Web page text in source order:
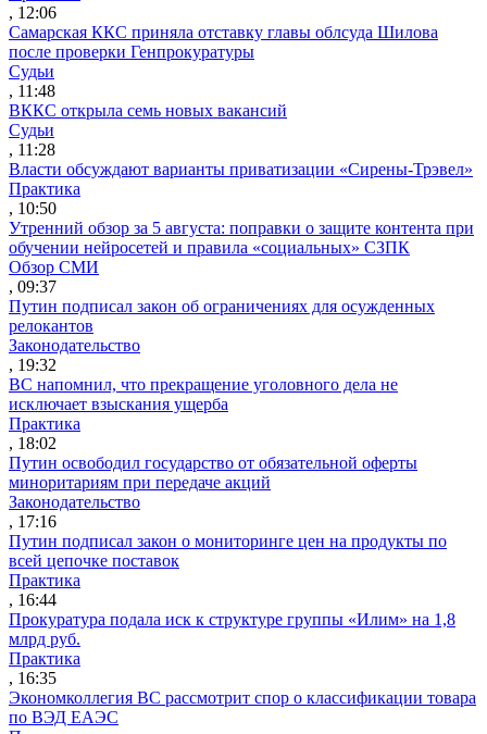
, 12:06
Самарская ККС приняла отставку главы облсуда Шилова
после проверки Генпрокуратуры
Судьи
, 11:48
ВККС открыла семь новых вакансий
Судьи
, 11:28
Власти обсуждают варианты приватизации «Сирены-Трэвел»
Практика
, 10:50
Утренний обзор за 5 августа: поправки о защите контента при
обучении нейросетей и правила «социальных» СЗПК
Обзор СМИ
, 09:37
Путин подписал закон об ограничениях для осужденных
релокантов
Законодательство
, 19:32
ВС напомнил, что прекращение уголовного дела не
исключает взыскания ущерба
Практика
, 18:02
Путин освободил государство от обязательной оферты
миноритариям при передаче акций
Законодательство
, 17:16
Путин подписал закон о мониторинге цен на продукты по
всей цепочке поставок
Практика
, 16:44
Прокуратура подала иск к структуре группы «Илим» на 1,8
млрд руб.
Практика
, 16:35
Экономколлегия ВС рассмотрит спор о классификации товара
по ВЭД ЕАЭС